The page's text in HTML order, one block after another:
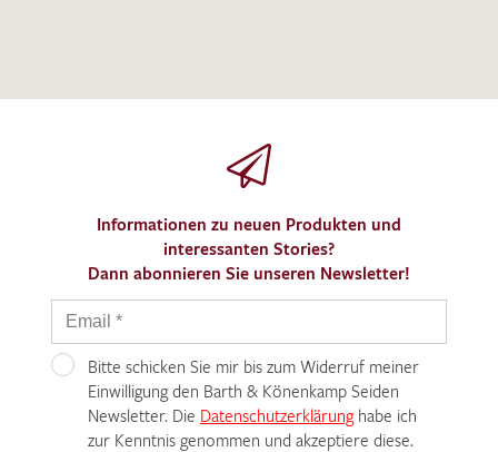
Informationen zu neuen Produkten und
interessanten Stories?
Dann abonnieren Sie unseren Newsletter!
Bitte schicken Sie mir bis zum Widerruf meiner
Einwilligung den Barth & Könenkamp Seiden
Newsletter. Die Datenschutzerklärunghabe ich
zur Kenntnis genommen und akzeptiere diese.